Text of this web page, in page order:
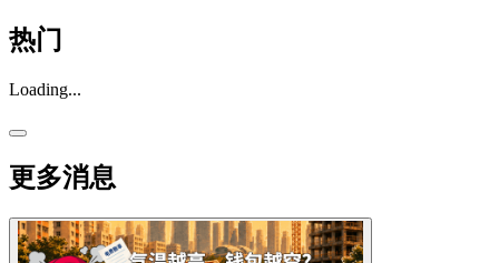
热门
Loading...
更多消息